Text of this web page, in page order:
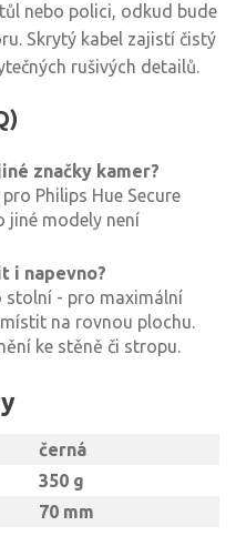
nebo polici, odkud bude
Skrytý kabel zajistí čistý
rušivých detailů.
značky kamer?
Philips Hue Secure
jiné modely není
i napevno?
stolní - pro maximální
na rovnou plochu.
ke stěně či stropu.
černá
350 g
70 mm